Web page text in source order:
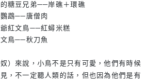
糖豆兄弟──岸礁＋環礁
鵡──唐僧肉
紅文鳥──紅蟳米糕
鳥──秋刀魚
）來說，小鳥不是只有可愛，他們有時候
，不一定聽人類的話，但也因為他們是有